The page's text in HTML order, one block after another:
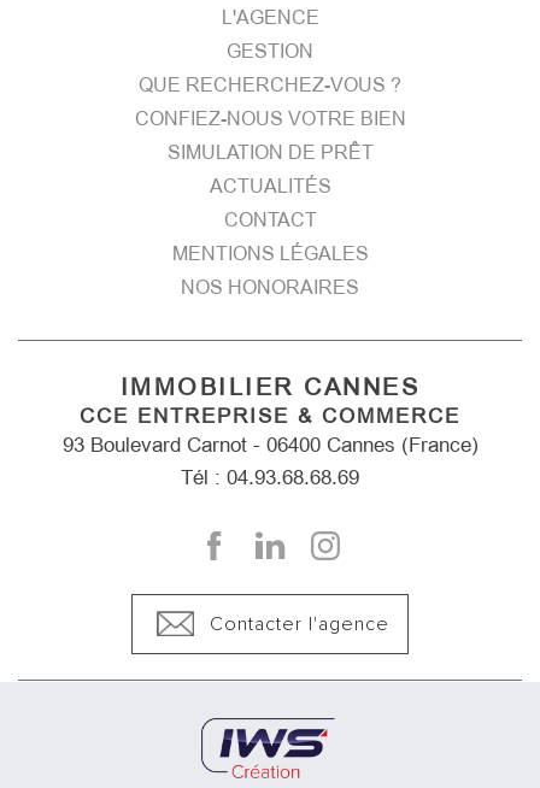
L'AGENCE
GESTION
QUE RECHERCHEZ-VOUS ?
CONFIEZ-NOUS VOTRE BIEN
SIMULATION DE PRÊT
ACTUALITÉS
CONTACT
MENTIONS LÉGALES
NOS HONORAIRES
IMMOBILIER CANNES
CCE ENTREPRISE & COMMERCE
93 Boulevard Carnot - 06400 Cannes (France)
Tél : 04.93.68.68.69
Contacter l'agence